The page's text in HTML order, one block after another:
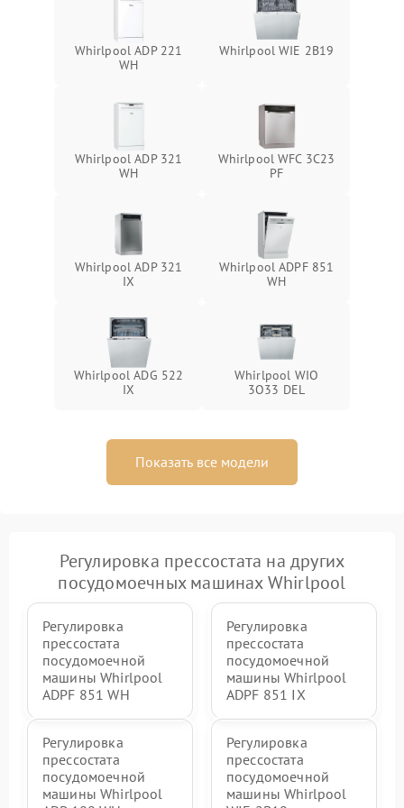
Whirlpool ADP 221
WH
Whirlpool WIE 2B19
Whirlpool ADP 321
WH
Whirlpool WFC 3C23
PF
Whirlpool ADP 321
IX
Whirlpool ADPF 851
WH
Whirlpool ADG 522
IX
Whirlpool WIO
3O33 DEL
Показать все модели
Регулировка прессостата на других
посудомоечных машинах Whirlpool
Регулировка
прессостата
посудомоечной
машины Whirlpool
ADPF 851 WH
Регулировка
прессостата
посудомоечной
машины Whirlpool
ADPF 851 IX
Регулировка
прессостата
посудомоечной
машины Whirlpool
Регулировка
прессостата
посудомоечной
машины Whirlpool